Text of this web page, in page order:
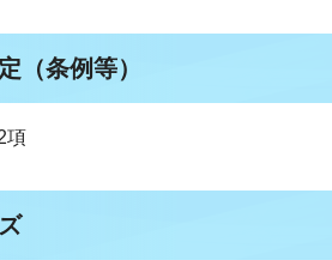
（条例等）
項